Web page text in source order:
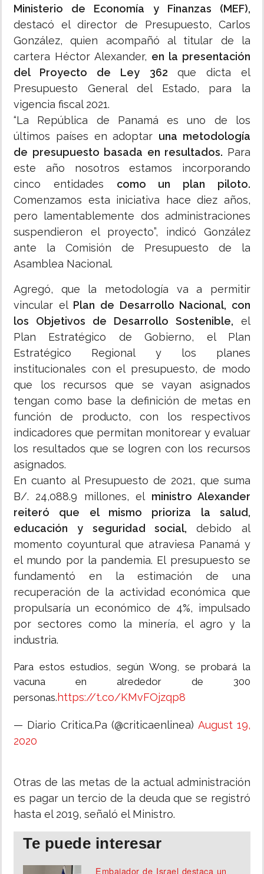
Ministerio de Economía y Finanzas (MEF),
destacó el director de Presupuesto, Carlos
González, quien acompañó al titular de la
cartera Héctor Alexander, en la presentación
del Proyecto de Ley 362 que dicta el
Presupuesto General del Estado, para la
vigencia fiscal 2021.
“La República de Panamá es uno de los
últimos países en adoptar una metodología
de presupuesto basada en resultados. Para
este año nosotros estamos incorporando
cinco entidades como un plan piloto.
Comenzamos esta iniciativa hace diez años,
pero lamentablemente dos administraciones
suspendieron el proyecto”, indicó González
ante la Comisión de Presupuesto de la
Asamblea Nacional.
Agregó, que la metodología va a permitir
vincular elPlan de Desarrollo Nacional, con
los Objetivos de Desarrollo Sostenible, el
Plan Estratégico de Gobierno, el Plan
Estratégico Regional y los planes
institucionales con el presupuesto, de modo
que los recursos que se vayan asignados
tengan como base la definición de metas en
función de producto, con los respectivos
indicadores que permitan monitorear y evaluar
los resultados que se logren con los recursos
asignados.
En cuanto al Presupuesto de 2021, que suma
B/. 24,088.9 millones, el ministro Alexander
reiteró que el mismo prioriza la salud,
educación y seguridad social,debido al
momento coyuntural que atraviesa Panamá y
el mundo por la pandemia. El presupuesto se
fundamentó en la estimación de una
recuperación de la actividad económica que
propulsaría un económico de 4%, impulsado
por sectores como la minería, el agro y la
industria.
Para estos estudios, según Wong, se probará la
vacuna en alrededor de 300
personas. https://t.co/KMvFOjzqp8
— Diario Critica.Pa (@criticaenlinea) August 19,
2020
Otras de las metas de la actual administración
es pagar un tercio de la deuda que se registró
hasta el 2019, señaló el Ministro.
Te puede interesar
Embajador de Israel destaca un